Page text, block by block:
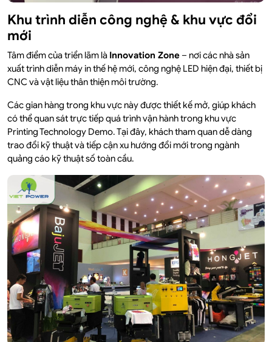
Khu trình diễn công nghệ & khu vực đổi
mới
Tâm điểm của triển lãm là Innovation Zone – nơi các nhà sản
xuất trình diễn máy in thế hệ mới, công nghệ LED hiện đại, thiết bị
CNC và vật liệu thân thiện môi trường.
Các gian hàng trong khu vực này được thiết kế mở, giúp khách
có thể quan sát trực tiếp quá trình vận hành trong khu vực
Printing Technology Demo. Tại đây, khách tham quan dễ dàng
trao đổi kỹ thuật và tiếp cận xu hướng đổi mới trong ngành
quảng cáo kỹ thuật số toàn cầu.